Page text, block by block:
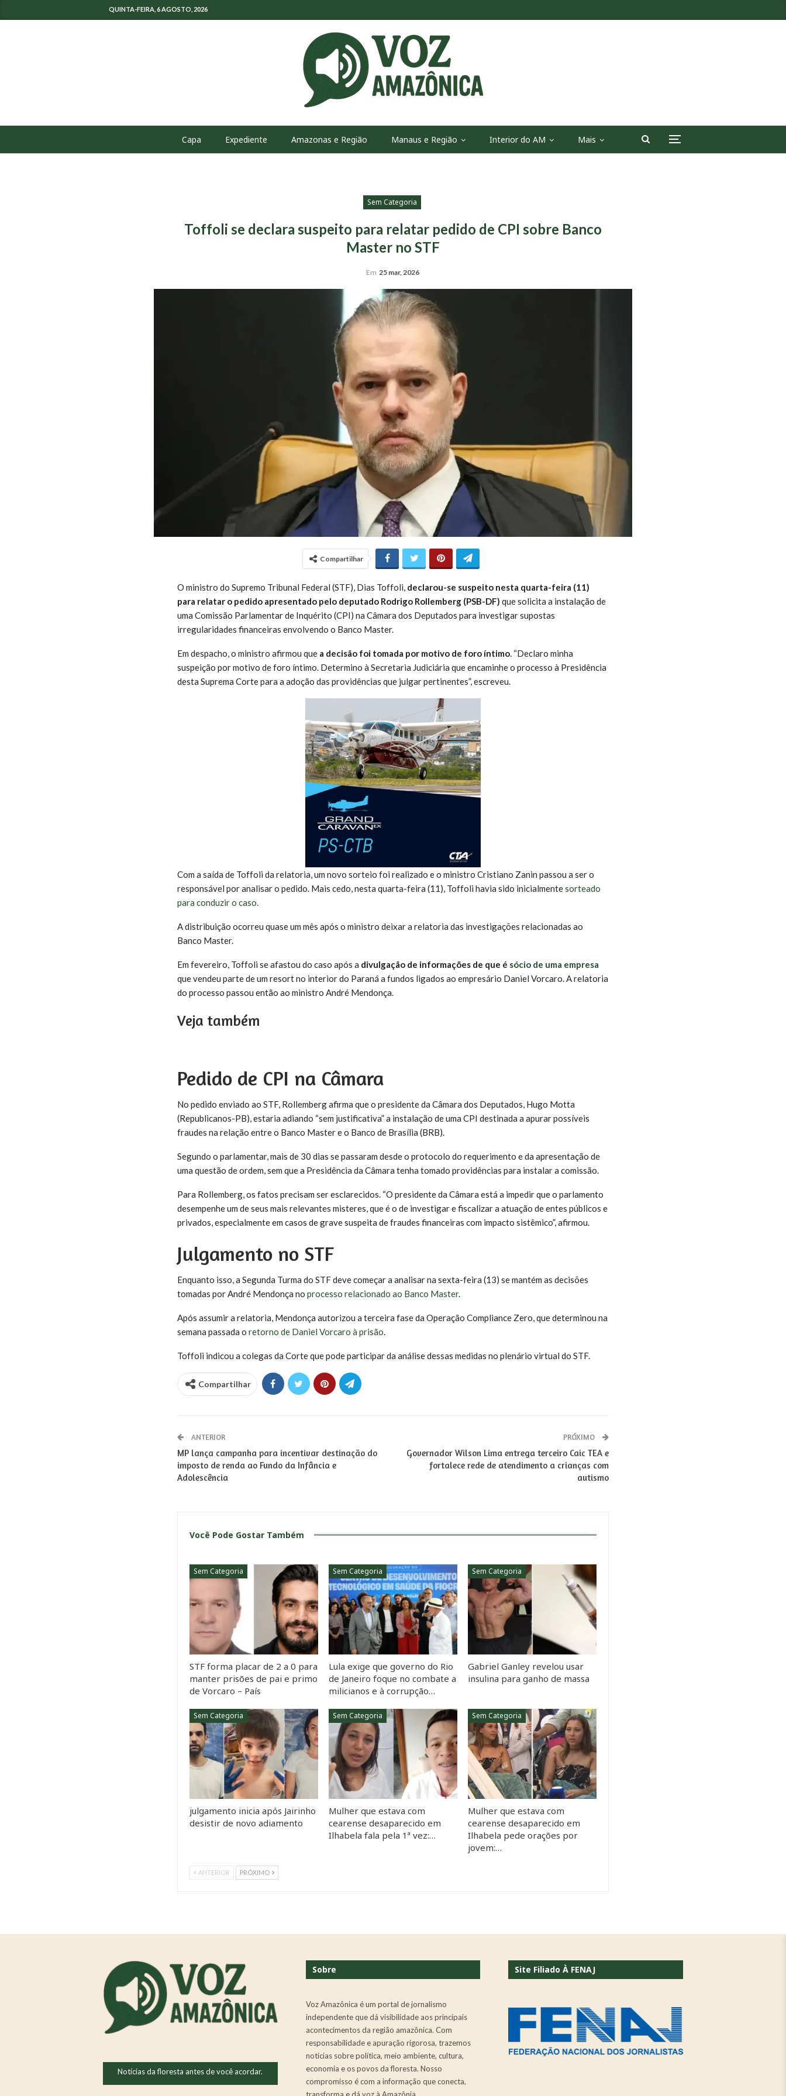
QUINTA-FEIRA, 6 AGOSTO, 2026
Capa Expediente Amazonas e Região Manaus e Região Interior do AM Mais
Sem Categoria
Toffoli se declara suspeito para relatar pedido de CPI sobre Banco
Master no STF
Em 25 mar, 2026
Compartilhar
O ministro do Supremo Tribunal Federal (STF), Dias Toffoli, declarou-se suspeito nesta quarta-feira (11)
para relatar o pedido apresentado pelo deputado Rodrigo Rollemberg (PSB-DF) que solicita a instalação de
uma Comissão Parlamentar de Inquérito (CPI) na Câmara dos Deputados para investigar supostas
irregularidades financeiras envolvendo o Banco Master.
Em despacho, o ministro afirmou que a decisão foi tomada por motivo de foro íntimo. “Declaro minha
suspeição por motivo de foro íntimo. Determino à Secretaria Judiciária que encaminhe o processo à Presidência
desta Suprema Corte para a adoção das providências que julgar pertinentes”, escreveu.
Com a saída de Toffoli da relatoria, um novo sorteio foi realizado e o ministro Cristiano Zanin passou a ser o
responsável por analisar o pedido. Mais cedo, nesta quarta-feira (11), Toffoli havia sido inicialmentesorteado
para conduzir o caso.
A distribuição ocorreu quase um mês após o ministro deixar a relatoria das investigações relacionadas ao
Banco Master.
Em fevereiro, Toffoli se afastou do caso após a divulgação de informações de que é sócio de uma empresa
que vendeu parte de um resort no interior do Paraná a fundos ligados ao empresário Daniel Vorcaro. A relatoria
do processo passou então ao ministro André Mendonça.
Veja também
Pedido de CPI na Câmara
No pedido enviado ao STF, Rollemberg afirma que o presidente da Câmara dos Deputados, Hugo Motta
(Republicanos-PB), estaria adiando “sem justificativa” a instalação de uma CPI destinada a apurar possíveis
fraudes na relação entre o Banco Master e o Banco de Brasília (BRB).
Segundo o parlamentar, mais de 30 dias se passaram desde o protocolo do requerimento e da apresentação de
uma questão de ordem, sem que a Presidência da Câmara tenha tomado providências para instalar a comissão.
Para Rollemberg, os fatos precisam ser esclarecidos. “O presidente da Câmara está a impedir que o parlamento
desempenhe um de seus mais relevantes misteres, que é o de investigar e fiscalizar a atuação de entes públicos e
privados, especialmente em casos de grave suspeita de fraudes financeiras com impacto sistêmico”, afirmou.
Julgamento no STF
Enquanto isso, a Segunda Turma do STF deve começar a analisar na sexta-feira (13) se mantém as decisões
tomadas por André Mendonça no processo relacionado ao Banco Master.
Após assumir a relatoria, Mendonça autorizou a terceira fase da Operação Compliance Zero, que determinou na
semana passada o retorno de Daniel Vorcaro à prisão
Toffoli indicou a colegas da Corte que pode participar da análise dessas medidas no plenário virtual do STF.
Compartilhar
ANTERIOR
MP lança campanha para incentivar destinação do
imposto de renda ao Fundo da Infância e
Adolescência
PRÓXIMO
Governador Wilson Lima entrega terceiro Caic TEA e
fortalece rede de atendimento a crianças com
autismo
Você Pode Gostar Também
Sem Categoria
STF forma placar de 2 a 0 para
manter prisões de pai e primo
de Vorcaro – País
Sem Categoria
Lula exige que governo do Rio
de Janeiro foque no combate a
milicianos e à corrupção…
Sem Categoria
Gabriel Ganley revelou usar
insulina para ganho de massa
Sem Categoria
julgamento inicia após Jairinho
desistir de novo adiamento
Sem Categoria
Mulher que estava com
cearense desaparecido em
Ilhabela fala pela 1ª vez:…
Sem Categoria
Mulher que estava com
cearense desaparecido em
Ilhabela pede orações por
jovem:…
ANTERIOR PRÓXIMO
Notícias da floresta antes de você acordar.
Sobre
Voz Amazônica é um portal de jornalismo
independente que dá visibilidade aos principais
acontecimentos da região amazônica. Com
responsabilidade e apuração rigorosa, trazemos
notícias sobre política, meio ambiente, cultura,
economia e os povos da floresta. Nosso
compromisso é com a informação que conecta,
Site Filiado À FENAJ